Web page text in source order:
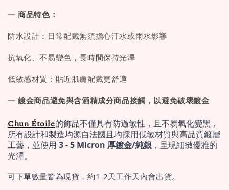
— 商品特色：
防水設計：日常配戴無須擔心汗水或雨水影響
抗氧化、不易變色，長時間保持光澤
低敏感材質：貼近肌膚配戴更舒適
— 鍍金商品避免與含酒精成分商品接觸，以避免破壞鍍金
Chun Étoile的飾品不僅具有防過敏性，且不易氧化變黑，
所有設計和製造均源自法國且均採用低敏材質與高品質鍍層
工藝，並使用 3 - 5 Micron 厚鍍金/純銀 ，呈現細緻優雅的
光澤。
可下單數量皆為現貨，約1-2天工作天內會出貨。